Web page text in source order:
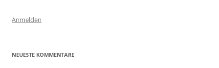
Anmelden
NEUESTE KOMMENTARE